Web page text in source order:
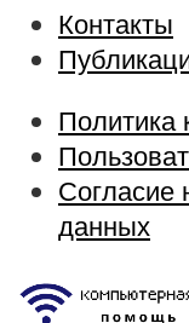
Контакты
Политика
Согласие
данных